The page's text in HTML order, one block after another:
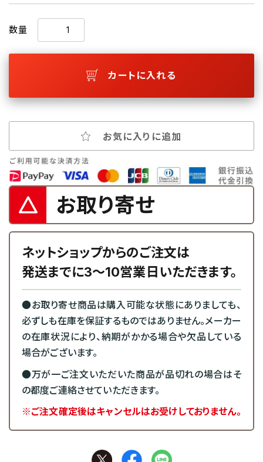
数量
カートに入れる
お気に入りに追加
お取り寄せ
ネットショップからのご注文は
発送までに3～10営業日いただきます。
●お取り寄せ商品は購入可能な状態にありましても、
必ずしも在庫を保証するものではありません。メーカー
の在庫状況により、納期がかかる場合や欠品している
場合がございます。
●万が一ご注文いただいた商品が品切れの場合はそ
の都度ご連絡させていただきます。
※ご注文確定後はキャンセルはお受けしておりません。